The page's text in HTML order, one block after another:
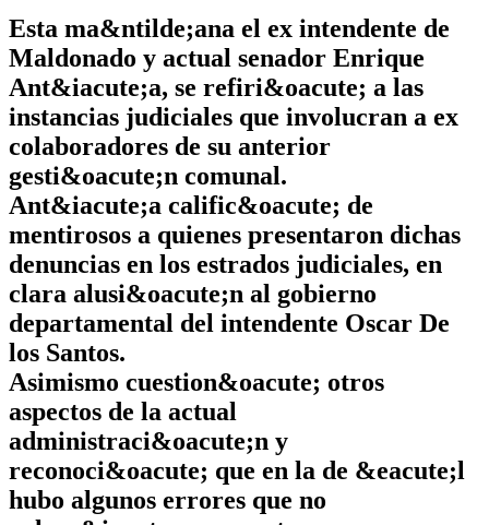
Esta ma&ntilde;ana el ex intendente de
Maldonado y actual senador Enrique
Ant&iacute;a, se refiri&oacute; a las
instancias judiciales que involucran a ex
colaboradores de su anterior
gesti&oacute;n comunal.
Ant&iacute;a calific&oacute; de
mentirosos a quienes presentaron dichas
denuncias en los estrados judiciales, en
clara alusi&oacute;n al gobierno
departamental del intendente Oscar De
los Santos.
Asimismo cuestion&oacute; otros
aspectos de la actual
administraci&oacute;n y
reconoci&oacute; que en la de &eacute;l
hubo algunos errores que no